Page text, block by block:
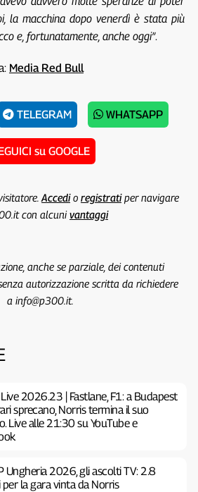
la macchina dopo venerdì è stata più
e, fortunatamente, anche oggi”.
Media Red Bull
TELEGRAM WHATSAPP
su GOOGLE
Accedio registratiper navigare
con alcunivantaggi
anche se parziale, dei contenuti
autorizzazione scritta da richiedere
a info@p300.it.
2026.23 | Fastlane, F1: a Budapest
sprecano, Norris termina il suo
Live alle 21:30 su YouTube e
Ungheria 2026, gli ascolti TV: 2.8
per la gara vinta da Norris